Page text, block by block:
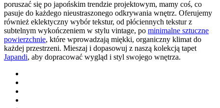
poruszać się po japońskim trendzie projektowym, mamy coś, co
pasuje do każdego nieustraszonego odkrywania wnętrz. Oferujemy
również eklektyczny wybór tekstur, od płóciennych tekstur z
subtelnym wykończeniem w stylu vintage, po minimalne sztuczne
powierzchnie, które wprowadzają miękki, organiczny klimat do
każdej przestrzeni. Mieszaj i dopasowuj z naszą kolekcją tapet
Japandi, aby dopracować wygląd i styl swojego wnętrza.